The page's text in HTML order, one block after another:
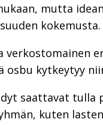
mutta
kokemusta.
verkostomainen
osbu kytkeytyy
saattavat tulla
kuten